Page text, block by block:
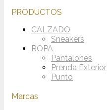
PRODUCTOS
CALZADO
Sneakers
ROPA
Pantalones
Prenda Exterior
Punto
Marcas